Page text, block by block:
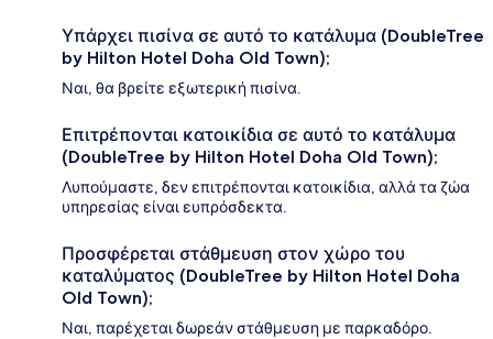
Υπάρχει πισίνα σε αυτό το κατάλυμα (DoubleTree
by Hilton Hotel Doha Old Town);
Ναι, θα βρείτε εξωτερική πισίνα.
Επιτρέπονται κατοικίδια σε αυτό το κατάλυμα
(DoubleTree by Hilton Hotel Doha Old Town);
Λυπούμαστε, δεν επιτρέπονται κατοικίδια, αλλά τα ζώα
υπηρεσίας είναι ευπρόσδεκτα.
Προσφέρεται στάθμευση στον χώρο του
καταλύματος (DoubleTree by Hilton Hotel Doha
Old Town);
Ναι, παρέχεται δωρεάν στάθμευση με παρκαδόρο.